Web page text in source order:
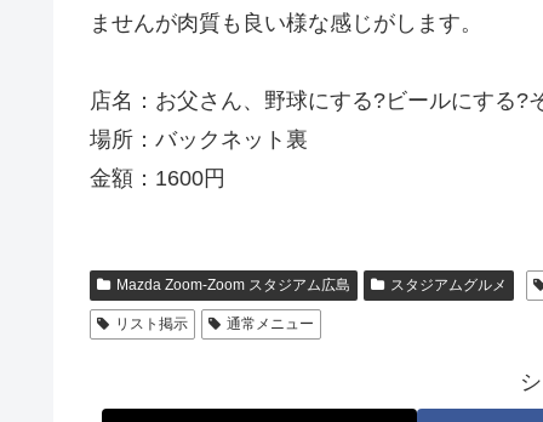
ませんが肉質も良い様な感じがします。
店名：お父さん、野球にする?ビールにする?
場所：バックネット裏
金額：1600円
Mazda Zoom-Zoom スタジアム広島 スタジアムグルメ
リスト掲示 通常メニュー